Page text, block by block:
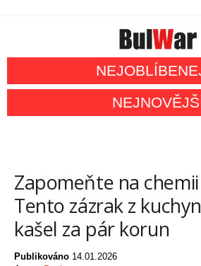
Zapomeňte na
Tento zázrak z
kašel za pár korun
Publikováno 14.01.2026